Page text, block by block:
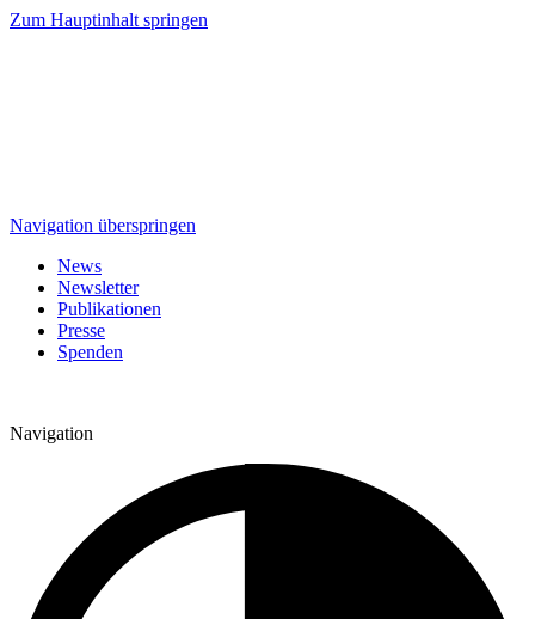
Zum Hauptinhalt springen
Navigation überspringen
News
Newsletter
Publikationen
Presse
Spenden
Navigation